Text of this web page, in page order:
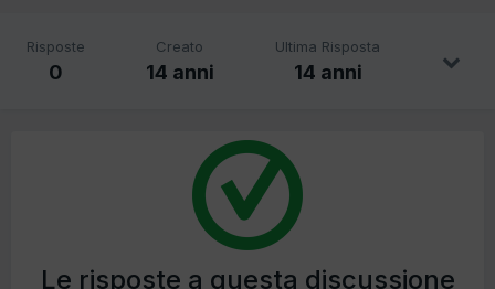
Risposte
0
Creato
14 anni
Ultima Risposta
14 anni
Le risposte a questa discussione